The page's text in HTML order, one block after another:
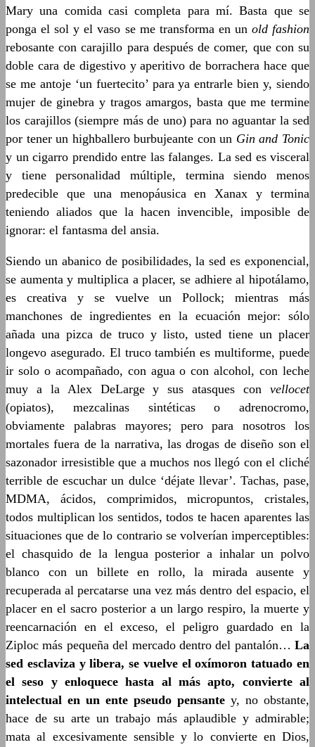
Mary una comida casi completa para mí. Basta que se
ponga el sol y el vaso se me transforma en un old fashion
rebosante con carajillo para después de comer, que con su
doble cara de digestivo y aperitivo de borrachera hace que
se me antoje ‘un fuertecito’ para ya entrarle bien y, siendo
mujer de ginebra y tragos amargos, basta que me termine
los carajillos (siempre más de uno) para no aguantar la sed
por tener un highballero burbujeante con un Gin and Tonic
y un cigarro prendido entre las falanges. La sed es visceral
y tiene personalidad múltiple, termina siendo menos
predecible que una menopáusica en Xanax y termina
teniendo aliados que la hacen invencible, imposible de
ignorar: el fantasma del ansia.
Siendo un abanico de posibilidades, la sed es exponencial,
se aumenta y multiplica a placer, se adhiere al hipotálamo,
es creativa y se vuelve un Pollock; mientras más
manchones de ingredientes en la ecuación mejor: sólo
añada una pizca de truco y listo, usted tiene un placer
longevo asegurado. El truco también es multiforme, puede
ir solo o acompañado, con agua o con alcohol, con leche
muy a la Alex DeLarge y sus atasques con vellocet
(opiatos), mezcalinas sintéticas o adrenocromo,
obviamente palabras mayores; pero para nosotros los
mortales fuera de la narrativa, las drogas de diseño son el
sazonador irresistible que a muchos nos llegó con el cliché
terrible de escuchar un dulce ‘déjate llevar’. Tachas, pase,
MDMA, ácidos, comprimidos, micropuntos, cristales,
todos multiplican los sentidos, todos te hacen aparentes las
situaciones que de lo contrario se volverían imperceptibles:
el chasquido de la lengua posterior a inhalar un polvo
blanco con un billete en rollo, la mirada ausente y
recuperada al percatarse una vez más dentro del espacio, el
placer en el sacro posterior a un largo respiro, la muerte y
reencarnación en el exceso, el peligro guardado en la
Ziploc más pequeña del mercado dentro del pantalón… La
sed esclaviza y libera, se vuelve el oxímoron tatuado en
el seso y enloquece hasta al más apto, convierte al
intelectual en un ente pseudo pensante y, no obstante,
hace de su arte un trabajo más aplaudible y admirable;
mata al excesivamente sensible y lo convierte en Dios,